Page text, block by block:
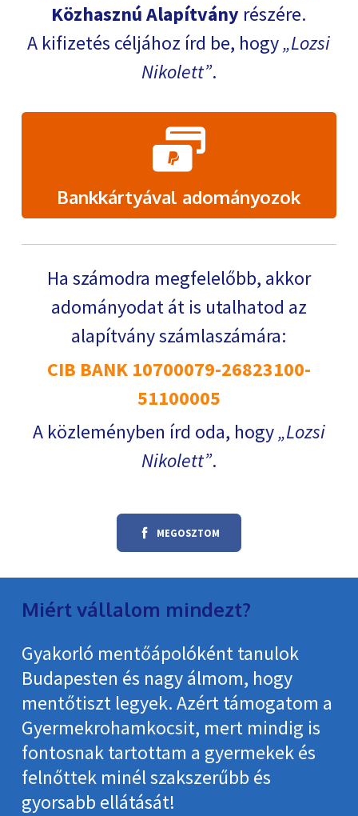
Közhasznú Alapítvány részére.
A kifizetés céljához írd be, hogy Lozsi
Nikolett .
Bankkártyával adományozok
Ha számodra megfelelőbb, akkor
adományodat át is utalhatod az
alapítvány számlaszámára:
CIB BANK 10700079-26823100-
51100005
A közleményben írd oda, hogy Lozsi
Nikolett .
MEGOSZTOM
Miért vállalom mindezt?
Gyakorló mentőápolóként tanulok
Budapesten és nagy álmom, hogy
mentőtiszt legyek. Azért támogatom a
Gyermekrohamkocsit, mert mindig is
fontosnak tartottam a gyermekek és
felnőttek minél szakszerűbb és
gyorsabb ellátását!